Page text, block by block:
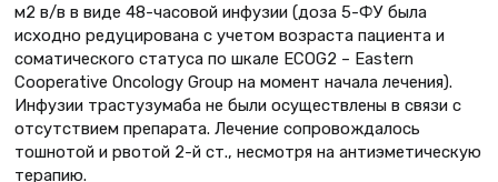
м2 в/в в виде 48-часовой инфузии (доза 5-ФУ была
исходно редуцирована с учетом возраста пациента и
соматического статуса по шкале ECOG2 – Eastern
Cooperative Oncology Group на момент начала лечения).
Инфузии трастузумаба не были осуществлены в связи с
отсутствием препарата. Лечение сопровождалось
тошнотой и рвотой 2-й ст., несмотря на антиэметическую
терапию.